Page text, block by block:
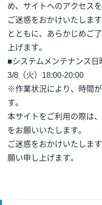
め、サイトへのアクセス
ご迷惑をおかけいたしま
とともに、あらかじめご
上げます。
■システムメンテナンス日
3/8（火）18:00-20:00
※作業状況により、時間
す。
本サイトをご利用の際は
をお願いいたします。
ご迷惑をおかけいたしま
願い申し上げます。